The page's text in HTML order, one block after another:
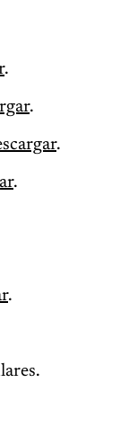
.
.
.
.
.